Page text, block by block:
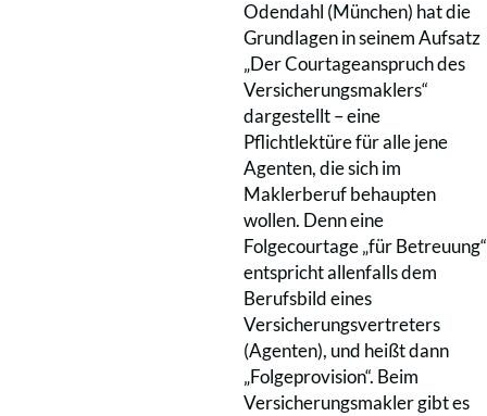
Odendahl (München) hat die
Grundlagen in seinem Aufsatz
„Der Courtageanspruch des
Versicherungsmaklers“
dargestellt – eine
Pflichtlektüre für alle jene
Agenten, die sich im
Maklerberuf behaupten
wollen. Denn eine
Folgecourtage „für Betreuung“
entspricht allenfalls dem
Berufsbild eines
Versicherungsvertreters
(Agenten), und heißt dann
„Folgeprovision“. Beim
Versicherungsmakler gibt es